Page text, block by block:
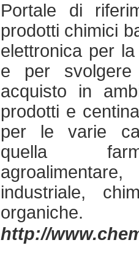
Portale di
prodotti chimici
elettronica per
e per
acquisto in
prodotti e
per le varie
quella
industriale,
organiche.
http://